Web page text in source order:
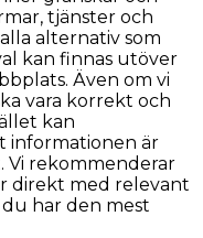
tjänster och
alternativ som
kan finnas utöver
Även om vi
vara korrekt och
kan
informationen är
rekommenderar
direkt med relevant
har den mest